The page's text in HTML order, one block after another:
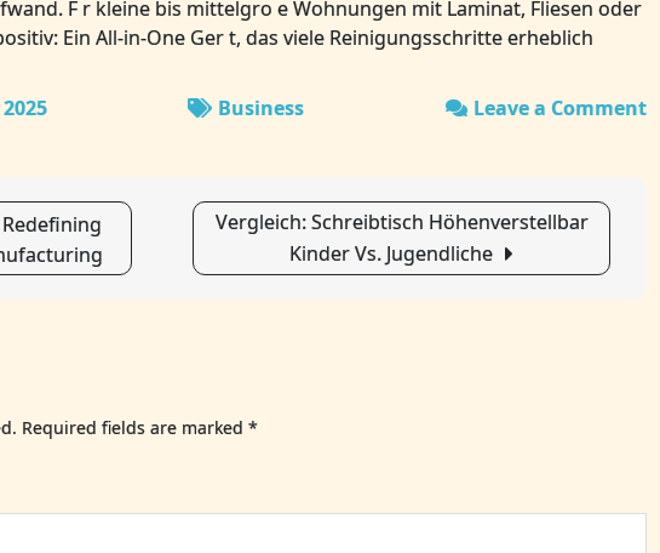
F r kleine bis mittelgro e Wohnungen mit Laminat, Fliesen oder
Ein All-in-One Ger t, das viele Reinigungsschritte erheblich
Business Leave a Commenton
Vergleich: Schreibtisch Höhenverstellbar
Kinder Vs. Jugendliche
Required fields are marked*